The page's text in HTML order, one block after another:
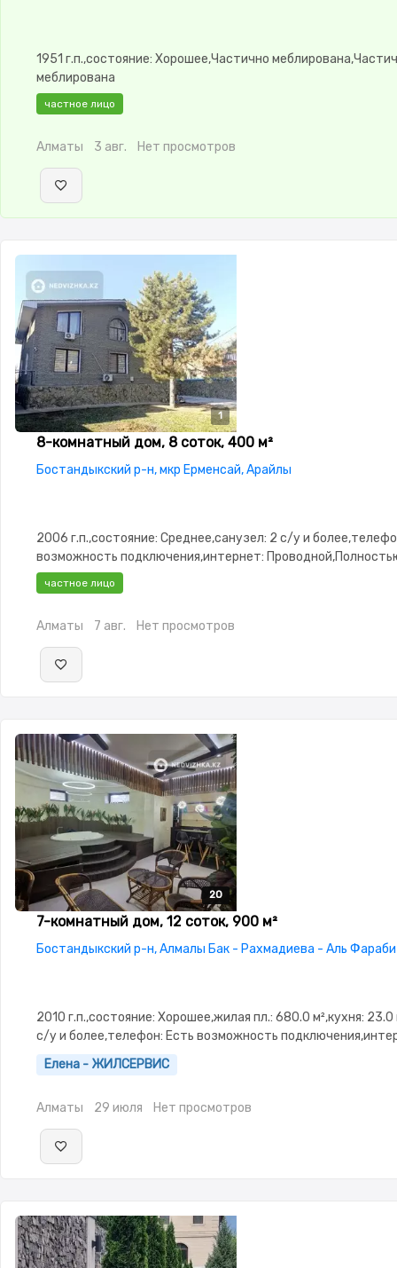
1951 г.п.,состояние: Хорошее,Частично
меблирована
частное лицо
Алматы 3 авг. Нет просмотров
1
8-комнатный дом, 8 соток, 400 м²
Бостандыкский р-н, мкр Ерменсай, Арайлы
2006 г.п.,состояние: Среднее,санузел: 2 с/у и
возможность подключения,интернет:
меблирована,Полностью меблирована,потолки:
частное лицо
Алматы 7 авг. Нет просмотров
20
20
20
20
20
7-комнатный дом, 12 соток, 900 м²
Бостандыкский р-н, Алмалы Бак - Рахмадиева - Аль Фараби
2010 г.п.,состояние: Хорошее,жилая пл.: 680.0 м²,кухня: 23.0
с/у и более,телефон: Есть возможность
Оптика,потолки:
охрана,Навес,Сауна,Сад
Елена - ЖИЛСЕРВИС
Алматы 29 июля Нет просмотров